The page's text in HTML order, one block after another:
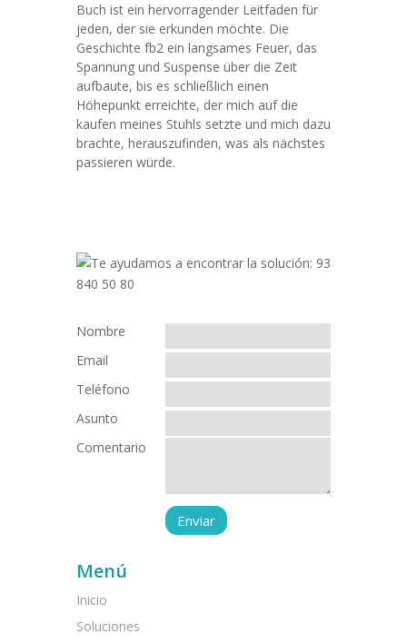
Buch ist ein hervorragender Leitfaden für
jeden, der sie erkunden möchte. Die
Geschichte fb2 ein langsames Feuer, das
Spannung und Suspense über die Zeit
aufbaute, bis es schließlich einen
Höhepunkt erreichte, der mich auf die
kaufen meines Stuhls setzte und mich dazu
brachte, herauszufinden, was als nächstes
passieren würde.
Nombre
Email
Teléfono
Asunto
Comentario
Menú
Inicio
Soluciones